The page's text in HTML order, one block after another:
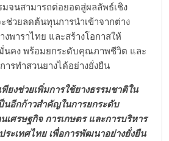
จนสามารถต่อยอดสู่ผลลัพธ์เชิง
วยลดต้นทุนการนำเข้าจากต่าง
งพาราไทย และสร้างโอกาสให้
นคง พร้อมยกระดับคุณภาพชีวิต และ
รทำสวนยางได้อย่างยั่งยืน
ยงช่วยเพิ่มการใช้ยางธรรมชาติใน
นอีกก้าวสำคัญในการยกระดับ
ศรษฐกิจ การเกษตร และการบริหาร
ระเทศไทยเพื่อการพัฒนาอย่างยั่งยืน